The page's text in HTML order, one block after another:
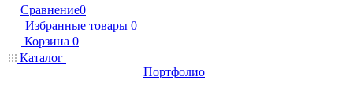
Сравнение0
Избранные товары 0
Корзина 0
Каталог
Портфолио